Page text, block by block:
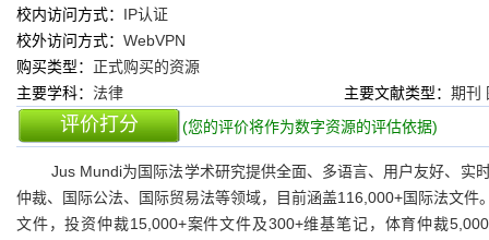
校内访问方式： IP认证
校外访问方式： WebVPN
购买类型： 正式购买的资源
主要学科： 法律 主要文献类型： 期刊
评价打分 (您的评价将作为数字资源的评估依据)
Jus Mundi为国际法学术研究提供全面、多语言、用户友好、实
仲裁、国际公法、国际贸易法等领域，目前涵盖116,000+国际法文
文件，投资仲裁15,000+案件文件及300+维基笔记，体育仲裁